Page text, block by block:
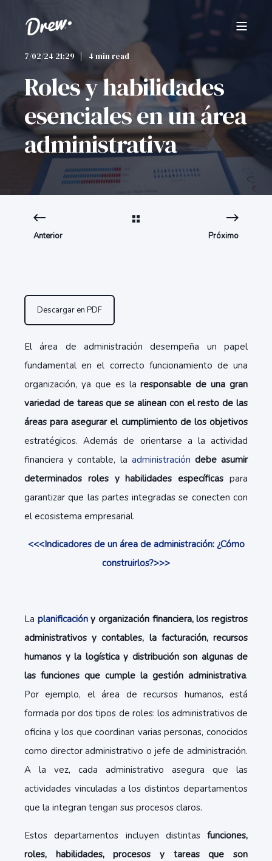
7/02/24 21:29 4 min read
Roles y habilidades
esenciales en un área
administrativa
Anterior Próximo
Descargar en PDF
El área de administración desempeña un papel
fundamental en el correcto funcionamiento de una
organización, ya que es laresponsable de una gran
variedad de tareas que se alinean con el resto de las
áreas para asegurar el cumplimiento de los objetivos
estratégicos. Además de orientarse a la actividad
financiera y contable, la administración debe asumir
determinados roles y habilidades específicas para
garantizar que las partes integradas se conecten con
el ecosistema empresarial.
<<<Indicadores de un área de administración: ¿Cómo
construirlos?>>>
La planificacióny organización financiera, los registros
administrativos y contables, la facturación, recursos
humanos y la logística y distribución son algunas de
las funciones que cumple la gestión administrativa.
Por ejemplo, el área de recursos humanos, está
formada por dos tipos de roles: los administrativos de
oficina y los que coordinan varias personas, conocidos
como director administrativo o jefe de administración.
A la vez, cada administrativo asegura que las
actividades vinculadas a los distintos departamentos
que la integran tengan sus procesos claros.
Estos departamentos incluyen distintas funciones,
roles, habilidades, procesos y tareas que son